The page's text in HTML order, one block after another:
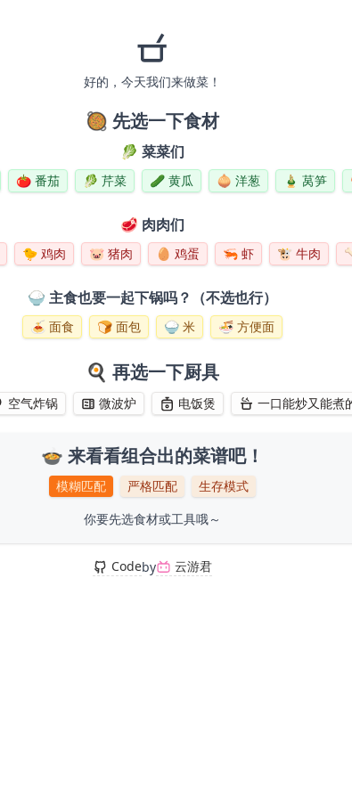
好的，今天我们来做菜！
🥘 先选一下食材
🥬 菜菜们
🍅 番茄 🥬 芹菜 🥒 黄瓜 🧅 洋葱 🎍 莴笋
🥩 肉肉们
🐤 鸡肉 🐷 猪肉 🥚 鸡蛋 🦐 虾 🐮 牛肉
🍚 主食也要一起下锅吗？（不选也行）
🍝 面食 🍞 面包 🍚 米 🍜 方便面
🍳 再选一下厨具
空气炸锅 微波炉 电饭煲 一口能炒又能煮
🍲 来看看组合出的菜谱吧！
模糊匹配 严格匹配
生存模式
你要先选食材或工具哦～
Codeby 云游君